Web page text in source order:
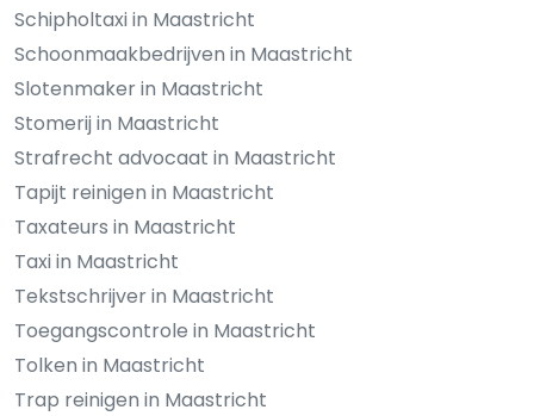
Schipholtaxi in Maastricht
Schoonmaakbedrijven in Maastricht
Slotenmaker in Maastricht
Stomerij in Maastricht
Strafrecht advocaat in Maastricht
Tapijt reinigen in Maastricht
Taxateurs in Maastricht
Taxi in Maastricht
Tekstschrijver in Maastricht
Toegangscontrole in Maastricht
Tolken in Maastricht
Trap reinigen in Maastricht